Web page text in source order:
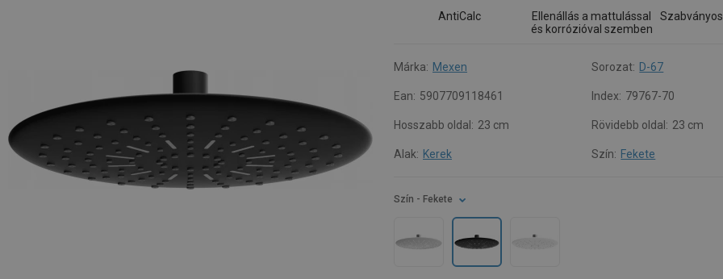
AntiCalc
Ellenállás a mattulással
és korrózióval szemben
Márka: Mexen Sorozat: D-67
Ean: 5907709118461 Index: 79767-70
Hosszabb oldal: 23 cm Rövidebb oldal: 23 cm
Alak: Kerek Szín: Fekete
Szín - Fekete